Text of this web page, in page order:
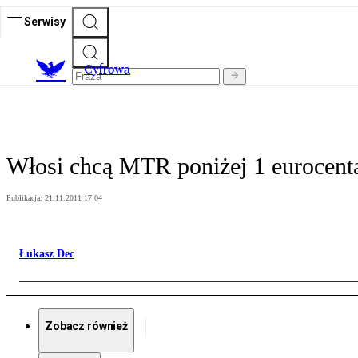
Serwisy
Cyfrowa
Włosi chcą MTR poniżej 1
Publikacja: 21.11.2011 17:04
Łukasz Dec
Zobacz również